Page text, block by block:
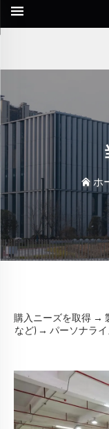
ホ
購入ニーズを取得 →
など) → パーソナラ